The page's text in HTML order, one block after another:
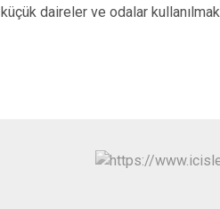
küçük daireler ve odalar